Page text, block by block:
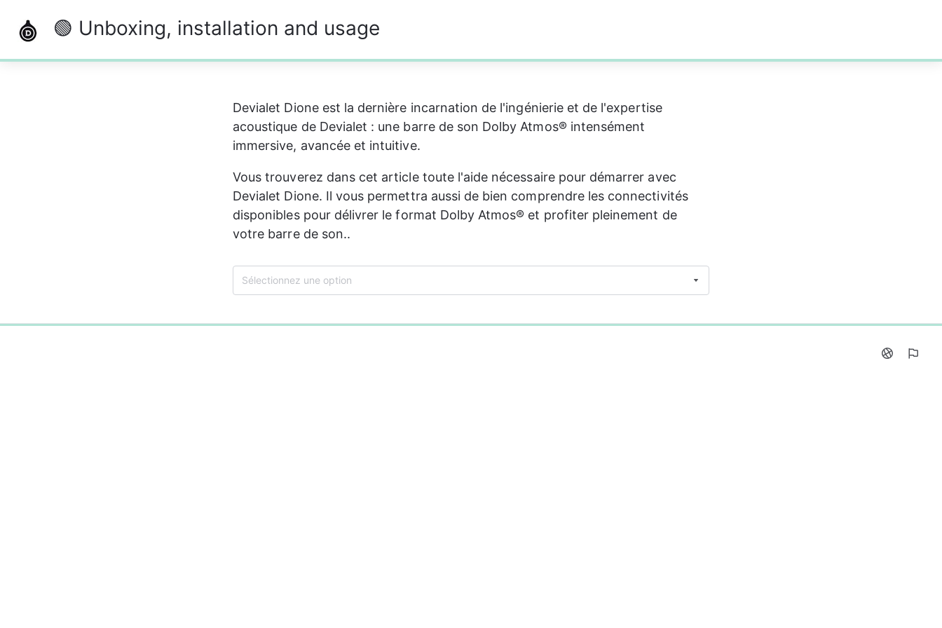
0%
🟢 Unboxing, installation and usage
Devialet Dione est la dernière incarnation de l'ingénierie et de l'expertise
acoustique de Devialet : une barre de son Dolby Atmos® intensément
immersive, avancée et intuitive.
Vous trouverez dans cet article toute l'aide nécessaire pour démarrer avec
Devialet Dione. Il vous permettra aussi de bien comprendre les connectivités
disponibles pour délivrer le format Dolby Atmos® et profiter pleinement de
votre barre de son..
Sélectionnez une option
0%